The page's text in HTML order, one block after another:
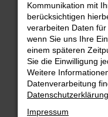
Fehler:
Beim Laden ist ein
Hier sind ein paar
Überprüfe
Laden andere
Suchmaschine?
Kommunikation mit
berücksichtigen
verarbeiten Daten
wenn Sie uns Ihre
einem späteren
Sie die Einwilligung
Weitere
Datenverarbeitung
Datenschutzerklärung
Impressum